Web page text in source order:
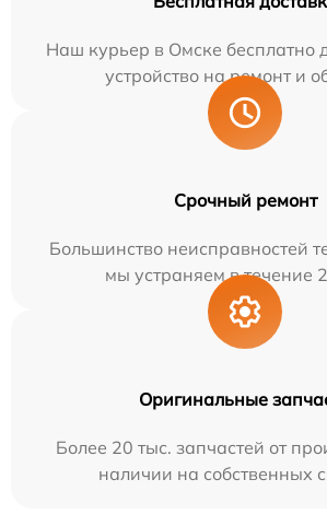
Наш курьер в Омске бесплатно
устройство на ремонт и
Срочный ремонт
Большинство неисправностей
мы устраняем в течение
Оригинальные
Более 20 тыс. запчастей от
наличии на собственных